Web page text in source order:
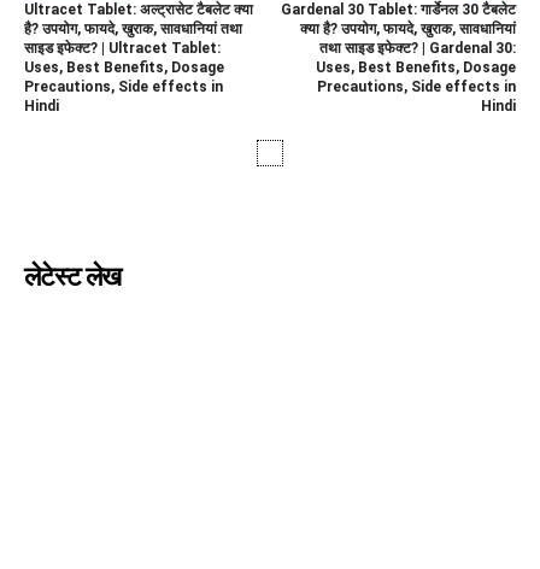
Ultracet Tablet: अल्ट्रासेट टैबलेट क्या
है? उपयोग, फायदे, खुराक, सावधानियां तथा
साइड इफेक्ट? | Ultracet Tablet:
Uses, Best Benefits, Dosage
Precautions, Side effects in
Hindi
Gardenal 30 Tablet: गार्डेनल 30 टैबलेट
क्या है? उपयोग, फायदे, खुराक, सावधानियां
तथा साइड इफेक्ट? | Gardenal 30:
Uses, Best Benefits, Dosage
Precautions, Side effects in
Hindi
लेटेस्ट लेख